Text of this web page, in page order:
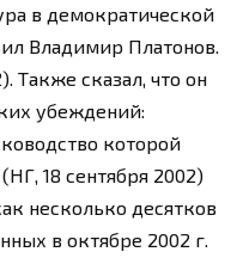
в демократической
Владимир Платонов.
Также сказал, что он
убеждений:
которой
18 сентября 2002)
несколько десятков
в октябре 2002 г.